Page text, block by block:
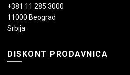
+381 11 285 3000
11000 Beograd
Srbija
DISKONT PRODAVNICA